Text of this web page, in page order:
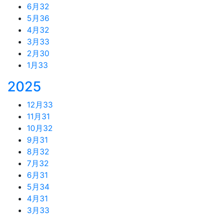
6月 32
5月 36
4月 32
3月 33
2月 30
1月 33
2025
12月 33
11月 31
10月 32
9月 31
8月 32
7月 32
6月 31
5月 34
4月 31
3月 33